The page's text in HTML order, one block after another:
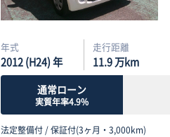
年式
2012 (H24) 年
走行距離
11.9万km
通常ローン
実質年率4.9%
法定整備付 /保証付(3ヶ月・3,000km)